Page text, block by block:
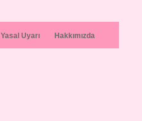
Yasal Uyarı Hakkımızda